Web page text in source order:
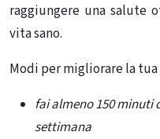
raggiungere una salute
vita sano.
Modi per migliorare la
fai almeno 150
settimana